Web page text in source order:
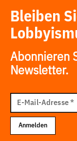
Bleiben
Abonnieren
Newsletter.
Mail
Adresse
E-Mail-Adresse*
Anmelden